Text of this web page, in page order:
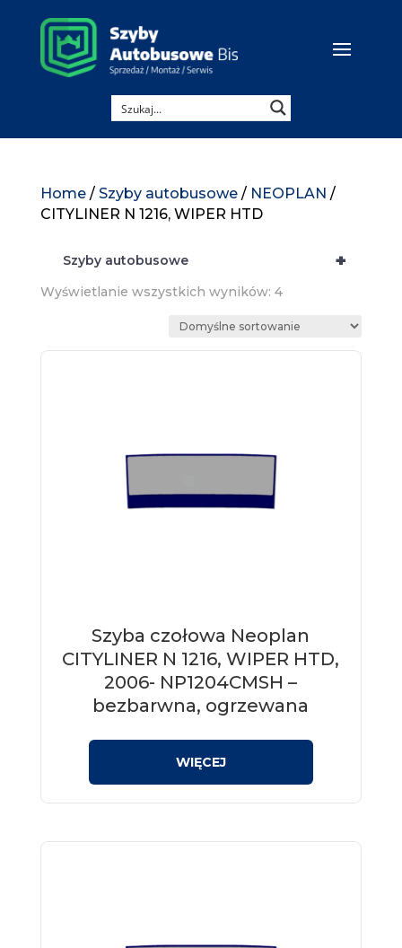
Home/ Szyby autobusowe/ NEOPLAN /
CITYLINER N 1216, WIPER HTD
+
Szyby autobusowe
Wyświetlanie wszystkich wyników: 4
Szyba czołowa Neoplan
CITYLINER N 1216, WIPER HTD,
2006- NP1204CMSH –
bezbarwna, ogrzewana